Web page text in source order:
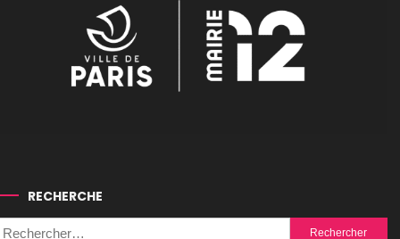
RECHERCHE
Rechercher :